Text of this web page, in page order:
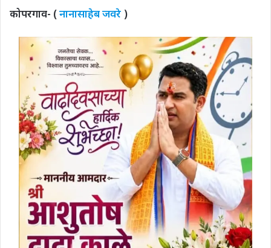
कोपरगाव- (नानासाहेब जवरे )